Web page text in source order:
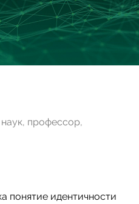
профессор,
понятие идентичности